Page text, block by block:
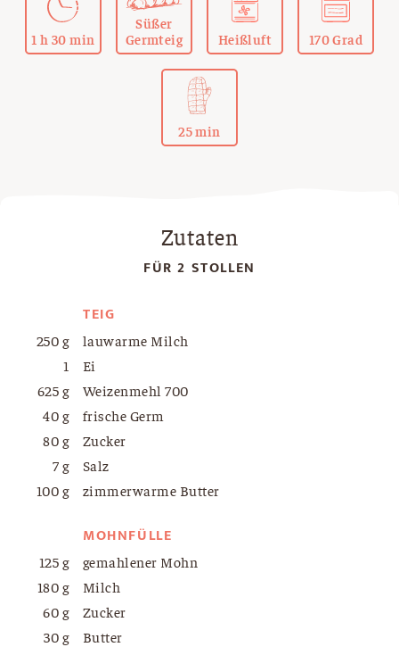
1 h 30 min
Süßer
Germteig
Heißluft 170 Grad
25 min
Zutaten
FÜR 2 STOLLEN
TEIG
250 g
lauwarme Milch
1
Ei
625 g
Weizenmehl 700
40 g
frische Germ
80 g
Zucker
7 g
Salz
100 g
zimmerwarme Butter
MOHNFÜLLE
125 g
gemahlener Mohn
180 g
Milch
60 g
Zucker
30 g
Butter